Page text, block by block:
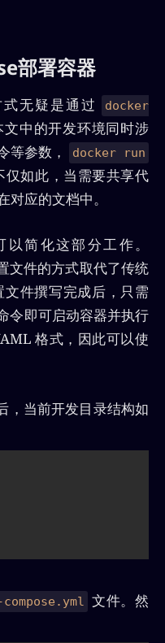
部署容器
无疑是通过
docker
中的开发环境同时涉
等参数，
docker run
如此，当需要共享代
应的文档中。
简化这部分工作。
文件的方式取代了传统
文件撰写完成后，只需
令即可启动容器并执行
格式，因此可以使
，当前开发目录结构如
文件。然